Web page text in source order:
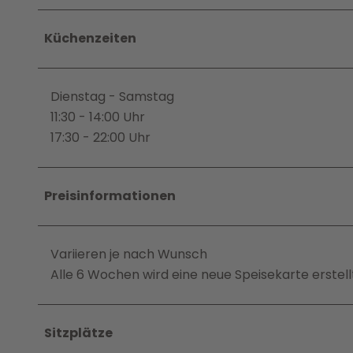
Küchenzeiten
Dienstag - Samstag
11:30 - 14:00 Uhr
17:30 - 22:00 Uhr
Preisinformationen
Variieren je nach Wunsch
Alle 6 Wochen wird eine neue Speisekarte
Sitzplätze